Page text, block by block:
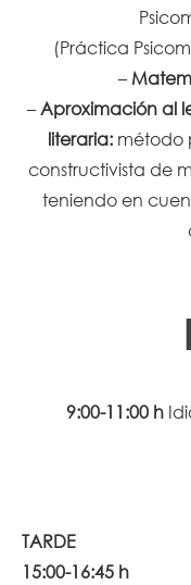
(Práctica
–
–Aproximación al
literaria:método
constructivista de
teniendo en
9:00-11:00 h
TARDE
15:00-16:45 h